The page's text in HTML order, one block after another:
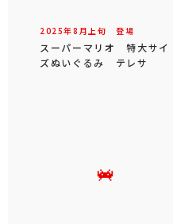
2025年8 月 上旬 登場
スーパーマリオ 特大サイ
ズぬいぐるみ テレサ